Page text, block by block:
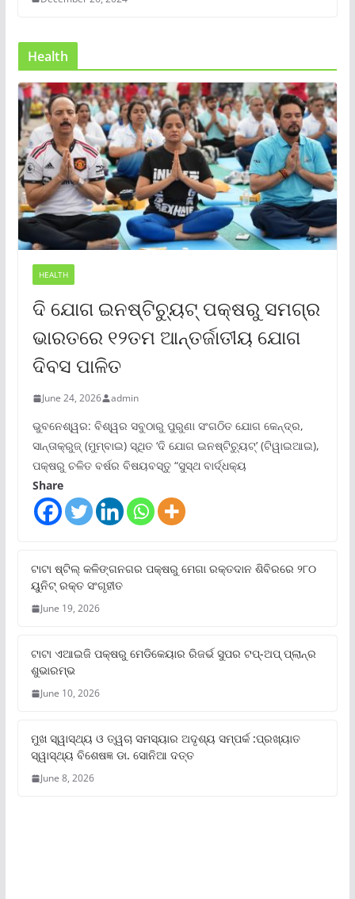
Health
HEALTH
ଦି ଯୋଗ ଇନଷ୍ଟିଚ୍ୟୁଟ୍ ପକ୍ଷରୁ ସମଗ୍ର
ଭାରତରେ ୧୨ତମ ଆନ୍ତର୍ଜାତୀୟ ଯୋଗ
ଦିବସ ପାଳିତ
June 24, 2026 admin
ଭୁବନେଶ୍ୱର: ବିଶ୍ୱର ସବୁଠାରୁ ପୁରୁଣା ସଂଗଠିତ ଯୋଗ କେନ୍ଦ୍ର,
ସାନ୍ତାକ୍ରୁଜ୍ (ମୁମ୍ବାଇ) ସ୍ଥିତ ‘ଦି ଯୋଗ ଇନଷ୍ଟିଚ୍ୟୁଟ୍‌’ (ଟିୱାଇଆଇ),
ପକ୍ଷରୁ ଚଳିତ ବର୍ଷର ବିଷୟବସ୍ତୁ “ସୁସ୍ଥ ବାର୍ଦ୍ଧକ୍ୟ
Share
ଟାଟା ଷ୍ଟିଲ୍‌ କଳିଙ୍ଗନଗର ପକ୍ଷରୁ ମେଗା ରକ୍ତଦାନ ଶିବିରରେ ୨୮୦
ୟୁନିଟ୍‌ ରକ୍ତ ସଂଗୃହୀତ
June 19, 2026
ଟାଟା ଏଆଇଜି ପକ୍ଷରୁ ମେଡିକେୟାର ରିଜର୍ଭ ସୁପର ଟପ୍‌-ଅପ୍ ପ୍ଲାନ୍‌ର
ଶୁଭାରମ୍ଭ
June 10, 2026
ମୁଖ ସ୍ୱାସ୍ଥ୍ୟ ଓ ତ୍ୱଚା ସମସ୍ୟାର ଅଦୃଶ୍ୟ ସମ୍ପର୍କ :ପ୍ରଖ୍ୟାତ
ସ୍ୱାସ୍ଥ୍ୟ ବିଶେଷଜ୍ଞ ଡା. ସୋନିଆ ଦତ୍ତ
June 8, 2026